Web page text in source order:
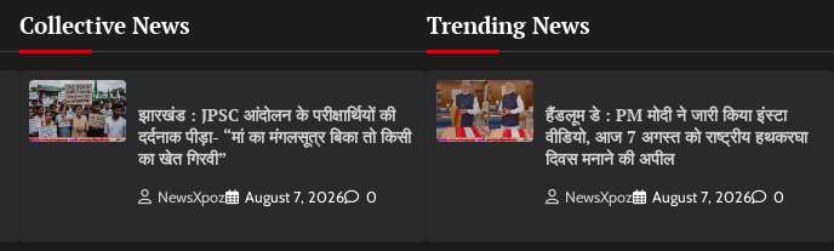
Collective News
झारखंड : JPSC आंदोलन के परीक्षार्थियों की
दर्दनाक पीड़ा- “मां का मंगलसूत्र बिका तो किसी
का खेत गिरवी”
NewsXpoz August 7, 2026 0
Trending News
हैंडलूम डे : PM मोदी ने जारी किया इंस्टा
वीडियो, आज 7 अगस्त को राष्ट्रीय हथकरघा
दिवस मनाने की अपील
NewsXpoz August 7, 2026 0